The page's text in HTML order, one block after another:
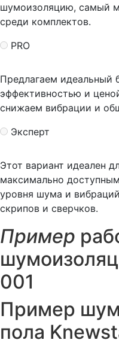
шумоизоляцию, самый
среди комплектов.
PRO
Предлагаем идеальный
эффективностью и
снижаем вибрации и
Эксперт
Этот вариант идеален
максимально
уровня шума и
скрипов и сверчков.
Пример
001
Пример
пола